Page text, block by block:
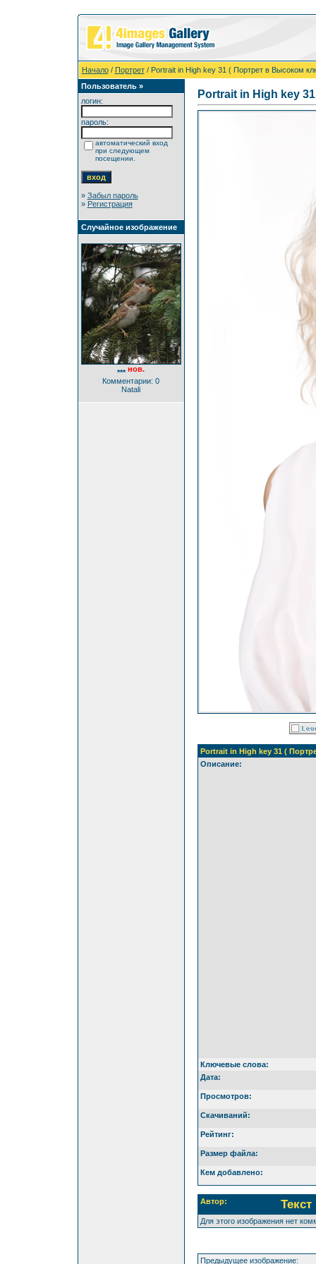
Начало/ Портрет/ Portrait in High key 31 ( Портрет в Высоком
Пользователь »
логин:
пароль:
автоматический вход
при следующем
посещении.
» Забыл пароль
» Регистрация
Случайное изображение
*** нов.
Комментарии: 0
Natali
Portrait in High key
Portrait in High key 31 (
Описание:
Ключевые слова:
Дата:
Просмотров:
Скачиваний:
Рейтинг:
Размер файла:
Кем добавлено:
Автор:
Для этого изображения нет
Предыдущее изображение: